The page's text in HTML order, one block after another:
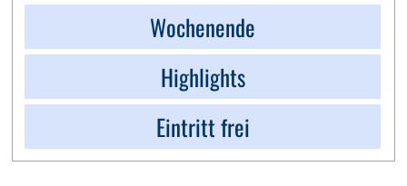
Wochenende
Highlights
Eintritt frei